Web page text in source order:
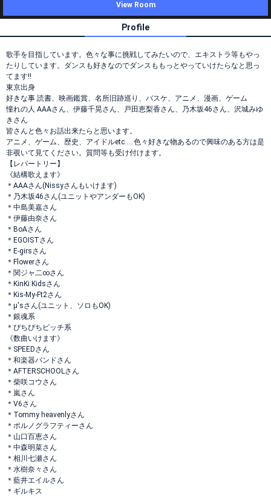
View Room
Profile
歌手を目指しています。色々な事に挑戦してみたいので、エキストラ等もやっ
たりしています。ダンスも好きなのでダンスももっとやっていけたらなと思っ
てます!!
東京出身
好きな事 読書、映画鑑賞、名所旧跡巡り、バスケ、アニメ、漫画、ゲーム
憧れの人 AAAさん、伊藤千晃さん、戸田恵梨香さん、乃木坂46さん、沢城みゆ
きさん
皆さんと色々お話出来たらと思います。
アニメ、ゲーム、歴史、アイドルetc.....色々好きな物あるので興味のある方は是
非覗いて見てください。質問等も受け付けます。
【レパートリー】
《結構歌えます》
＊AAAさん(Nissyさんもいけます)
＊乃木坂46さん(ユニットやアンダーもOK)
＊中島美嘉さん
＊伊藤由奈さん
＊BoAさん
＊EGOISTさん
＊E-girsさん
＊Flowerさん
＊関ジャ二∞さん
＊KinKi Kidsさん
＊Kis-My-Ft2さん
＊μ'sさん(ユニット、ソロもOK)
＊銀魂系
＊ぴちぴちピッチ系
《数曲いけます》
＊SPEEDさん
＊和楽器バンドさん
＊AFTERSCHOOLさん
＊柴咲コウさん
＊嵐さん
＊V6さん
＊Tommy heavenlyさん
＊ポルノグラフティーさん
＊山口百恵さん
＊中森明菜さん
＊相川七瀬さん
＊水樹奈々さん
＊藍井エイルさん
＊ギルキス